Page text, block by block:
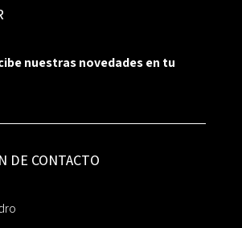
nuestras novedades en tu
DE CONTACTO